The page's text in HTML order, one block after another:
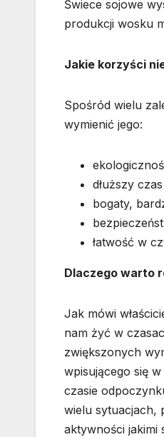
Świece sojowe
produkcji wosku
Jakie korzyści
Spośród wielu
wymienić jego:
dłuższy
bogaty,
łatwość w
Dlaczego warto
Jak mówi
nam żyć w
zwiększonych
wpisującego się
czasie
wielu sytuacjach,
aktywności jakimi